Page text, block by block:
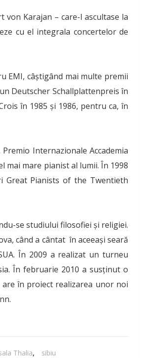
von Karajan – care-l ascultase la
cu el integrala concertelor de
EMI, câștigând mai multe premii
Deutscher Schallplattenpreis în
în 1985 și 1986, pentru ca, în
Internazionale Accademia
mai mare pianist al lumii. În 1998
Great Pianists of the Twentieth
se studiului filosofiei şi religiei.
când a cântat în aceeaşi seară
În 2009 a realizat un turneu
În februarie 2010 a susţinut o
are în proiect realizarea unor noi
Thalia, sibiu